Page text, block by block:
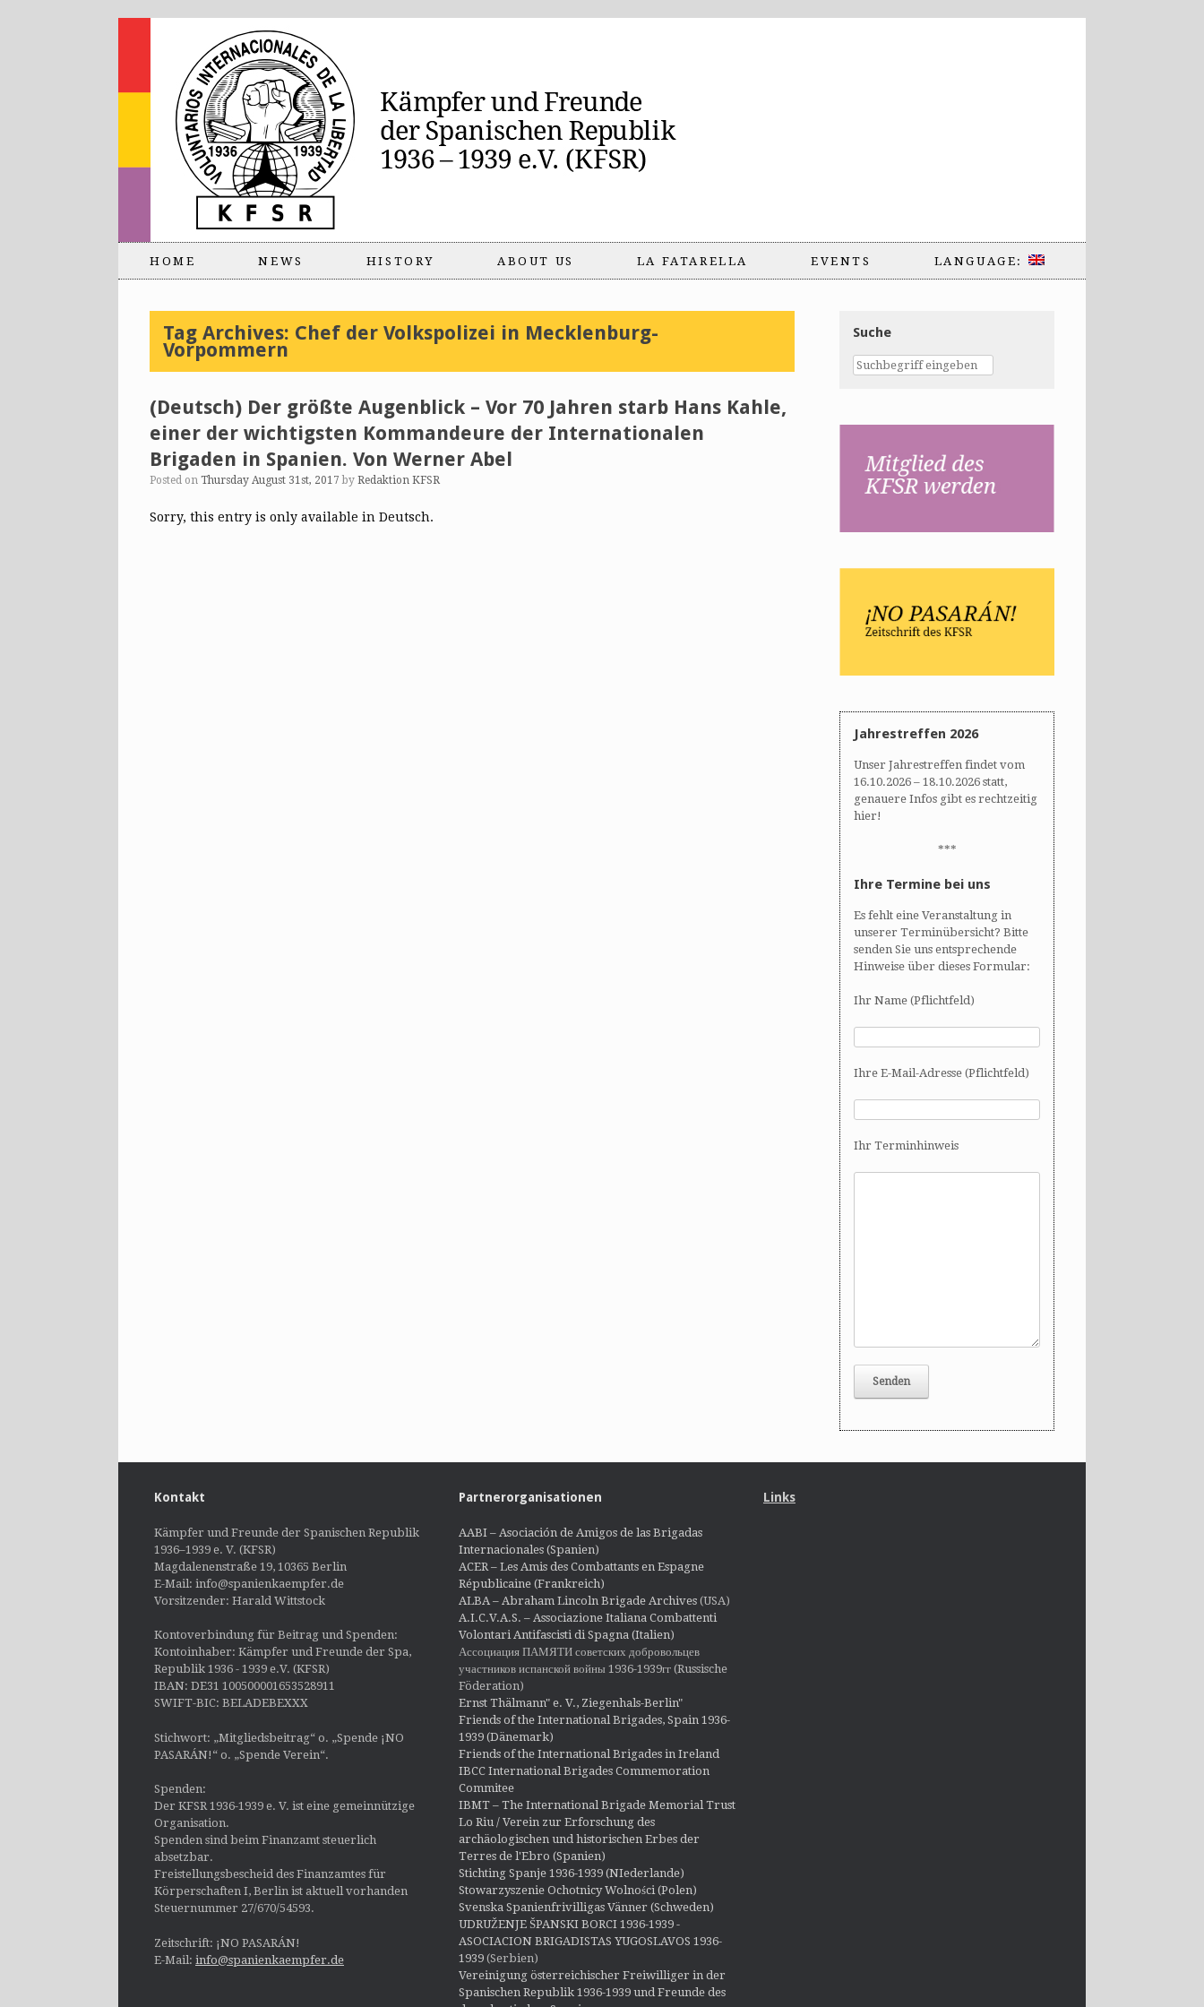
HOME NEWS HISTORY ABOUT US LA FATARELLA EVENTS LANGUAGE:
Tag Archives: Chef der Volkspolizei in Mecklenburg-
Vorpommern
(Deutsch) Der größte Augenblick – Vor 70 Jahren starb Hans Kahle,
einer der wichtigsten Kommandeure der Internationalen
Brigaden in Spanien. Von Werner Abel
Posted on Thursday August 31st, 2017 by Redaktion KFSR
Sorry, this entry is only available in Deutsch.
Suche
Jahrestreffen 2026
Unser Jahrestreffen findet vom
16.10.2026 – 18.10.2026 statt,
genauere Infos gibt es rechtzeitig
hier!
***
Ihre Termine bei uns
Es fehlt eine Veranstaltung in
unserer Terminübersicht? Bitte
senden Sie uns entsprechende
Hinweise über dieses Formular:
Ihr Name (Pflichtfeld)
Ihre E-Mail-Adresse (Pflichtfeld)
Ihr Terminhinweis
Kontakt
Kämpfer und Freunde der Spanischen Republik
1936–1939 e. V. (KFSR)
Magdalenenstraße 19, 10365 Berlin
E-Mail: info@spanienkaempfer.de
Vorsitzender: Harald Wittstock
Kontoverbindung für Beitrag und Spenden:
Kontoinhaber: Kämpfer und Freunde der Spa,
Republik 1936 - 1939 e.V. (KFSR)
IBAN: DE31 100500001653528911
SWIFT-BIC: BELADEBEXXX
Stichwort: „Mitgliedsbeitrag“ o. „Spende ¡NO
PASARÁN!“ o. „Spende Verein“.
Spenden:
Der KFSR 1936-1939 e. V. ist eine gemeinnützige
Organisation.
Spenden sind beim Finanzamt steuerlich
absetzbar.
Freistellungsbescheid des Finanzamtes für
Körperschaften I, Berlin ist aktuell vorhanden
Steuernummer 27/670/54593.
Zeitschrift: ¡NO PASARÁN!
E-Mail: info@spanienkaempfer.de
Partnerorganisationen
AABI – Asociación de Amigos de las Brigadas
Internacionales (Spanien)
ACER – Les Amis des Combattants en Espagne
Républicaine (Frankreich)
ALBA – Abraham Lincoln Brigade Archives(USA)
A.I.C.V.A.S. – Associazione Italiana Combattenti
Volontari Antifascisti di Spagna (Italien)
Ассоциация ПАМЯТИ советских добровольцев
участников испанской войны 1936-1939гг (Russische
Föderation)
Ernst Thälmann" e. V., Ziegenhals-Berlin"
Friends of the International Brigades, Spain 1936-
1939 (Dänemark)
Friends of the International Brigades in Ireland
IBCC International Brigades Commemoration
Commitee
IBMT – The International Brigade Memorial Trust
Lo Riu / Verein zur Erforschung des
archäologischen und historischen Erbes der
Terres de l'Ebro (Spanien)
Stichting Spanje 1936-1939 (NIederlande)
Stowarzyszenie Ochotnicy Wolności (Polen)
Svenska Spanienfrivilligas Vänner (Schweden)
UDRUŽENJE ŠPANSKI BORCI 1936-1939 -
ASOCIACION BRIGADISTAS YUGOSLAVOS 1936-
1939(Serbien)
Vereinigung österreichischer Freiwilliger in der
Spanischen Republik 1936-1939 und Freunde des
Links